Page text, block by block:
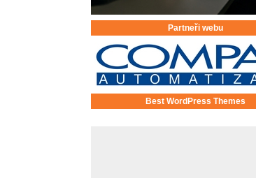
Partneři webu
Best WordPress Themes